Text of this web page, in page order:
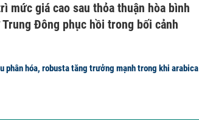
mức giá cao sau thỏa thuận hòa bình
Đông phục hồi trong bối cảnh
phân hóa, robusta tăng trưởng mạnh trong khi arabica